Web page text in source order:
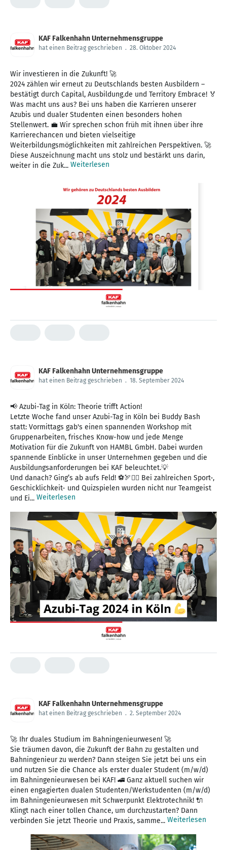
KAF Falkenhahn Unternehmensgruppe
hat einen Beitrag geschrieben . 28. Oktober 2024
Wir investieren in die Zukunft! 🚀
2024 zählen wir erneut zu Deutschlands besten Ausbildern –
bestätigt durch Capital, Ausbildung.de und Territory Embrace! 🏅
Was macht uns aus? Bei uns haben die Karrieren unserer
Azubis und dualer Studenten einen besonders hohen
Stellenwert. 💼 Wir sprechen schon früh mit ihnen über ihre
Karrierechancen und bieten vielseitige
Weiterbildungsmöglichkeiten mit zahlreichen Perspektiven. 🚀
Diese Auszeichnung macht uns stolz und bestärkt uns darin,
weiter in die Zuk... Weiterlesen
KAF Falkenhahn Unternehmensgruppe
hat einen Beitrag geschrieben . 18. September 2024
📢 Azubi-Tag in Köln: Theorie trifft Action!
Letzte Woche fand unser Azubi-Tag in Köln bei Buddy Bash
statt: Vormittags gab's einen spannenden Workshop mit
Gruppenarbeiten, frisches Know-how und jede Menge
Motivation für die Zukunft von HAMBL GmbH. Dabei wurden
spannende Einblicke in unser Unternehmen gegeben und die
Ausbildungsanforderungen bei KAF beleuchtet.💡
Und danach? Ging’s ab aufs Feld! ⚽🏹🏃‍♂️ Bei zahlreichen Sport-,
Geschicklichkeit- und Quizspielen wurden nicht nur Teamgeist
und Ei... Weiterlesen
KAF Falkenhahn Unternehmensgruppe
hat einen Beitrag geschrieben . 2. September 2024
🚀 Ihr duales Studium im Bahningenieurwesen! 🚀
Sie träumen davon, die Zukunft der Bahn zu gestalten und
Bahningenieur zu werden? Dann steigen Sie jetzt bei uns ein
und nutzen Sie die Chance als erster dualer Student (m/w/d)
im Bahningenieurwesen bei KAF! 🚄 Ganz aktuell suchen wir
einen engagierten dualen Studenten/Werkstudenten (m/w/d)
im Bahningenieurwesen mit Schwerpunkt Elektrotechnik! 🔌
Klingt nach einer tollen Chance, um durchzustarten? Dann
verbinden Sie jetzt Theorie und Praxis, samme... Weiterlesen